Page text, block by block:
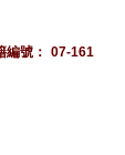
編號： 07-161